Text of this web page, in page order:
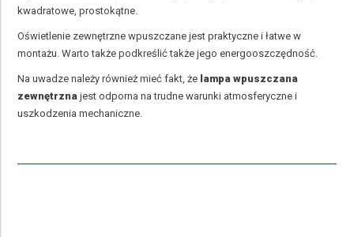
kwadratowe, prostokątne.
Oświetlenie zewnętrzne wpuszczane jest praktyczne i łatwe w
montażu. Warto także podkreślić także jego energooszczędność.
Na uwadze należy również mieć fakt, że lampa wpuszczana
zewnętrznajest odporna na trudne warunki atmosferyczne i
uszkodzenia mechaniczne.